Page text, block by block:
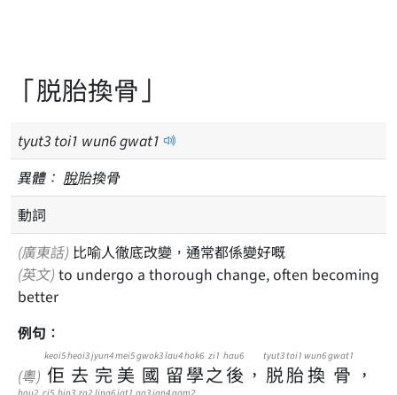
「脱胎換骨」
tyut3 toi1 wun6gwat1
異體： 脫胎換骨
動詞
(廣東話) 比喻人徹底改變，通常都係變好嘅
(英文)
better
例句：
(粵) 佢
keoi5
去
heoi3
完
jyun4
美
mei5
國
gwok3
留
lau4
學
hok6
之
zi1
後
hau6
， 脱
tyut3
胎
toi1
換
wun6
骨
gwat1
，
hou2 ci5 bin3 zo2 ling6jat1 go3jan4gam2